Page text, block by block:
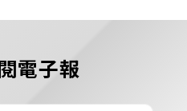
電子報